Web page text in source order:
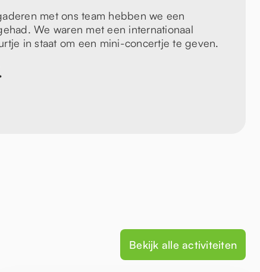
met ons team hebben we een
We waren met een internationaal
in staat om een mini-concertje te geven.
Bekijk alle activiteiten